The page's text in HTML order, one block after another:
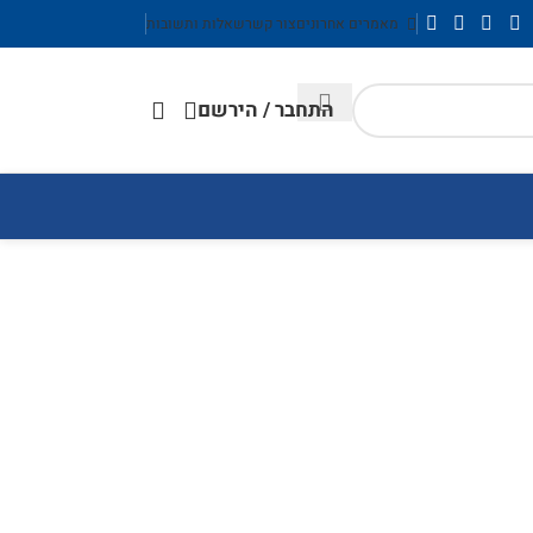
מאמרים אחרוניםצור קשרשאלות ותשובות
התחבר / הירשם